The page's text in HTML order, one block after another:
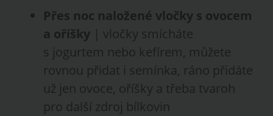
Přes noc naložené vločky s ovocem
a oříšky | vločky smícháte
s jogurtem nebo kefírem, můžete
rovnou přidat i semínka, ráno přidáte
už jen ovoce, oříšky a třeba tvaroh
pro další zdroj bílkovin